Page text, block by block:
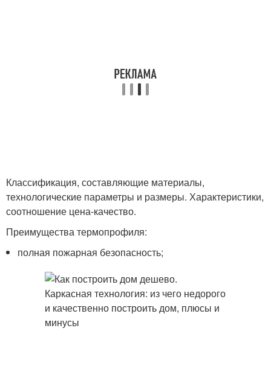
Классификация, составляющие материалы,
технологические параметры и размеры. Характеристики,
соотношение цена-качество.
Преимущества термопрофиля:
полная пожарная безопасность;